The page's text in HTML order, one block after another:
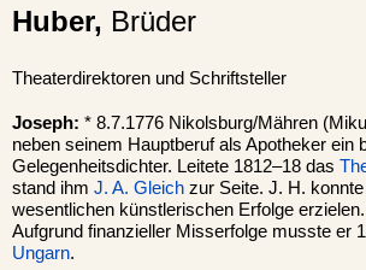
Huber, Brüder
Theaterdirektoren und Schriftsteller
Joseph: * 8.7.1776 Nikolsburg/Mähren
neben seinem Hauptberuf als Apotheker ein
Gelegenheitsdichter. Leitete 1812–18 das
stand ihm J. A. Gleich zur Seite. J. H.
wesentlichen künstlerischen Erfolge
Aufgrund finanzieller Misserfolge musste er
Ungarn.